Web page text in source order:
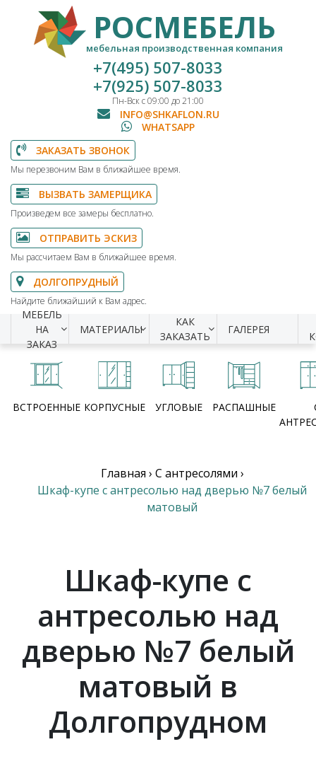
РОСМЕБЕЛЬ
мебельная производственная компания
+7(495) 507-8033
+7(925) 507-8033
Пн-Вск с 09:00 до 21:00
INFO@SHKAFLON.RU
WHATSAPP
ЗАКАЗАТЬ ЗВОНОК
Мы перезвоним Вам в ближайшее время.
ВЫЗВАТЬ ЗАМЕРЩИКА
Произведем все замеры бесплатно.
ОТПРАВИТЬ ЭСКИЗ
Мы рассчитаем Вам в ближайшее время.
ДОЛГОПРУДНЫЙ
Найдите ближайший к Вам адрес.
МЕБЕЛЬ
НА
ЗАКАЗ
МАТЕРИАЛЫ
КАК
ЗАКАЗАТЬ
ГАЛЕРЕЯ
ВСТРОЕННЫЕ КОРПУСНЫЕ УГЛОВЫЕ РАСПАШНЫЕ
Главная › С антресолями ›
Шкаф-купе с антресолью над дверью №7 белый
матовый
Шкаф-купе с
антресолью над
дверью №7 белый
матовый в
Долгопрудном